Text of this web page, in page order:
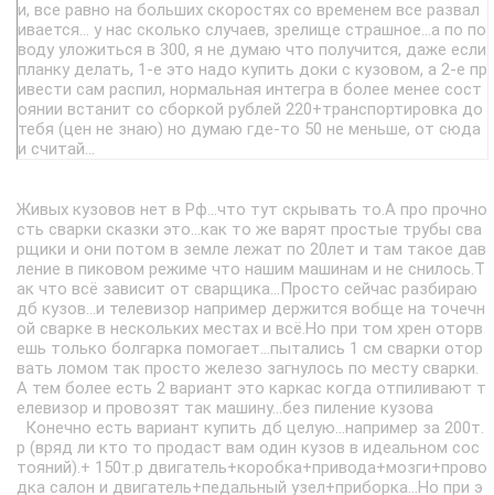
и, все равно на больших скоростях со временем все развал
ивается... у нас сколько случаев, зрелище страшное...а по по
воду уложиться в 300, я не думаю что получится, даже если
планку делать, 1-е это надо купить доки с кузовом, а 2-е пр
ивести сам распил, нормальная интегра в более менее сост
оянии встанит со сборкой рублей 220+транспортировка до
тебя (цен не знаю) но думаю где-то 50 не меньше, от сюда
и считай...
енчо личное...
Живых кузовов нет в Рф...что тут скрывать то.А про прочно
сть сварки сказки это...как то же варят простые трубы сва
рщики и они потом в земле лежат по 20лет и там такое дав
ление в пиковом режиме что нашим машинам и не снилось.Т
ак что всё зависит от сварщика...Просто сейчас разбираю
дб кузов...и телевизор например держится вобще на точечн
ой сварке в нескольких местах и всё.Но при том хрен оторв
ешь только болгарка помогает...пытались 1 см сварки отор
вать ломом так просто железо загнулось по месту сварки.
А тем более есть 2 вариант это каркас когда отпиливают т
елевизор и провозят так машину...без пиление кузова
Конечно есть вариант купить дб целую...например за 200т.
р (вряд ли кто то продаст вам один кузов в идеальном сос
тояний).+ 150т.р двигатель+коробка+привода+мозги+прово
дка салон и двигатель+педальный узел+приборка...Но при э